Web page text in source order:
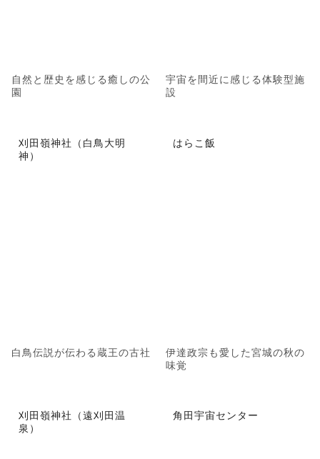
自然と歴史を感じる癒しの公
園
宇宙を間近に感じる体験型施
設
刈田嶺神社（白鳥大明
神）
白鳥伝説が伝わる蔵王の古社
はらこ飯
伊達政宗も愛した宮城の秋の
味覚
刈田嶺神社（遠刈田温
泉）
角田宇宙センター